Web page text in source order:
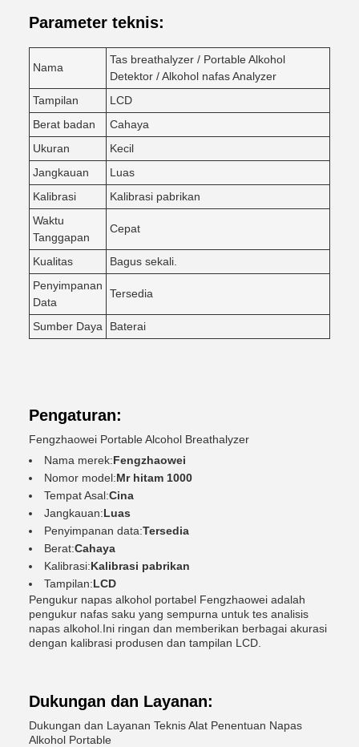
Parameter teknis:
Nama
Tas breathalyzer / Portable Alkohol
Detektor / Alkohol nafas Analyzer
Tampilan
LCD
Berat badan
Cahaya
Ukuran
Kecil
Jangkauan
Luas
Kalibrasi
Kalibrasi pabrikan
Waktu
Tanggapan
Cepat
Kualitas
Bagus sekali.
Penyimpanan
Data
Tersedia
Sumber Daya Baterai
Pengaturan:
Fengzhaowei Portable Alcohol Breathalyzer
Nama merek:Fengzhaowei
Nomor model:Mr hitam 1000
Tempat Asal:Cina
Jangkauan:Luas
Penyimpanan data:Tersedia
Berat:Cahaya
Kalibrasi:Kalibrasi pabrikan
Tampilan:LCD
Pengukur napas alkohol portabel Fengzhaowei adalah
pengukur nafas saku yang sempurna untuk tes analisis
napas alkohol.Ini ringan dan memberikan berbagai akurasi
dengan kalibrasi produsen dan tampilan LCD.
Dukungan dan Layanan:
Dukungan dan Layanan Teknis Alat Penentuan Napas
Alkohol Portable